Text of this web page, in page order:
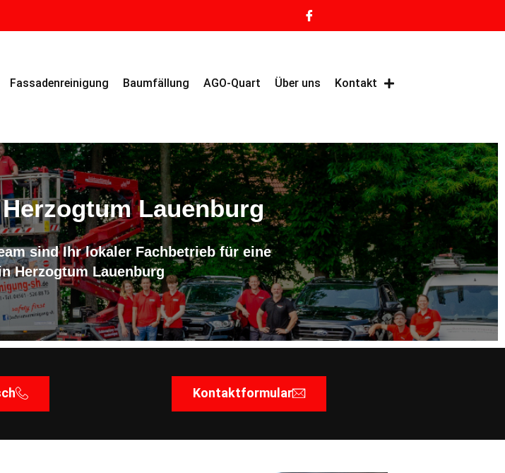
Fassadenreinigung Baumfällung AGO-Quart Über uns Kontakt
Lauenburg
sind Ihr lokaler Fachbetrieb für eine
Herzogtum Lauenburg
Kontaktformular